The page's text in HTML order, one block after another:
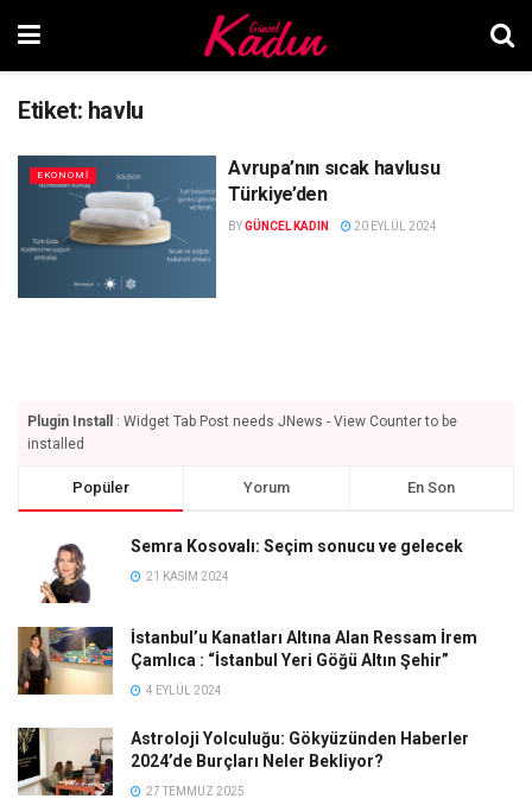
Etiket: havlu
EKONOMI
Avrupa’nın sıcak havlusu
Türkiye’den
BYGÜNCEL KADIN 20 EYLÜL 2024
Plugin Install
: Widget Tab Post needs JNews - View Counter to be
installed
Popüler Yorum En Son
Semra Kosovalı: Seçim sonucu ve gelecek
21 KASIM 2024
İstanbul’u Kanatları Altına Alan Ressam İrem
Çamlıca : “İstanbul Yeri Göğü Altın Şehir”
4 EYLÜL 2024
Astroloji Yolculuğu: Gökyüzünden Haberler
2024’de Burçları Neler Bekliyor?
27 TEMMUZ 2025